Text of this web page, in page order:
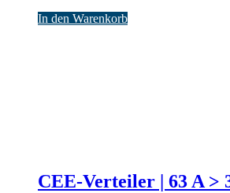
In den Warenkorb
CEE-Verteiler | 63 A >